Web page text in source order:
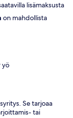
lisämaksusta
on mahdollista
yö
Se tarjoaa
tai